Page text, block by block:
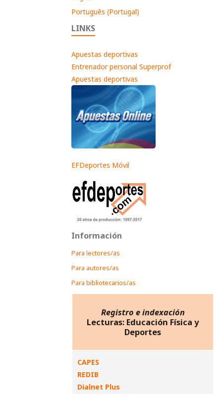
Português (Portugal)
LINKS
Apuestas deportivas
Entrenador personal Superprof
Apuestas deportivas
EFDeportes Móvil
Información
Para lectores/as
Para autores/as
Para bibliotecarios/as
Registro e indexación
Lecturas: Educación Física y
Deportes
CAPES
REDIB
Dialnet Plus